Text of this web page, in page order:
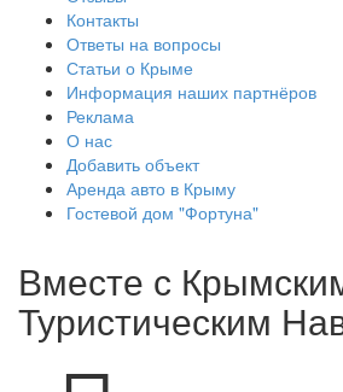
Контакты
Ответы на вопросы
Статьи о Крыме
Информация наших партнёров
Реклама
О нас
Добавить объект
Аренда авто в Крыму
Гостевой дом "Фортуна"
Вместе с
Туристическим